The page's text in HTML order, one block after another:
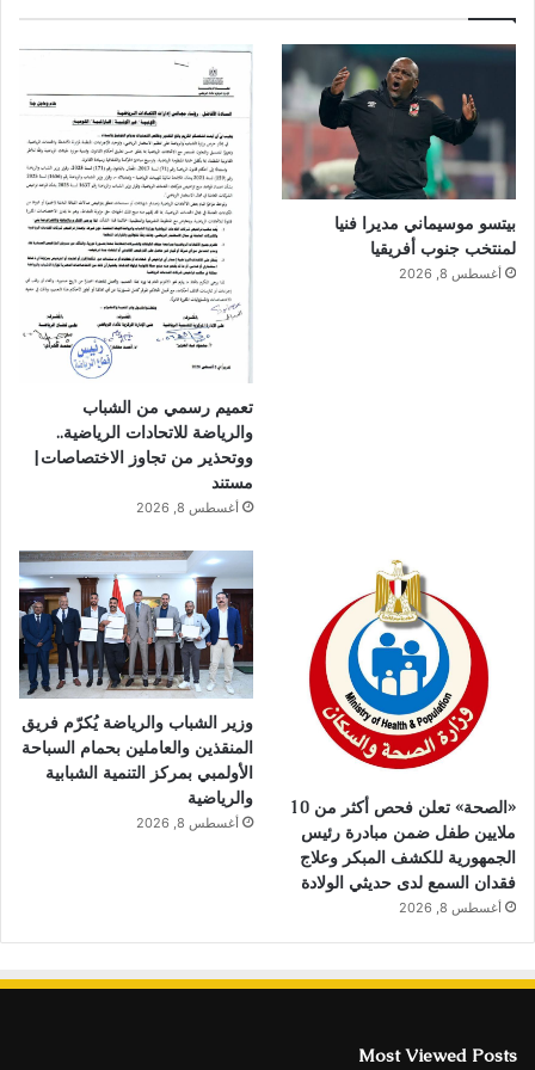
بيتسو موسيماني مديرا فنيا
لمنتخب جنوب أفريقيا
أغسطس 8, 2026
تعميم رسمي من الشباب
والرياضة للاتحادات الرياضية..
ووتحذير من تجاوز الاختصاصات|
مستند
أغسطس 8, 2026
«الصحة» تعلن فحص أكثر من 10
ملايين طفل ضمن مبادرة رئيس
الجمهورية للكشف المبكر وعلاج
فقدان السمع لدى حديثي الولادة
أغسطس 8, 2026
وزير الشباب والرياضة يُكرّم فريق
المنقذين والعاملين بحمام السباحة
الأولمبي بمركز التنمية الشبابية
والرياضية
أغسطس 8, 2026
Most Viewed Posts